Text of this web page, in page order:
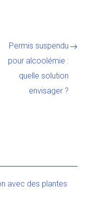
Permis suspendu
pour alcoolémie :
quelle solution
envisager ?
avec des plantes